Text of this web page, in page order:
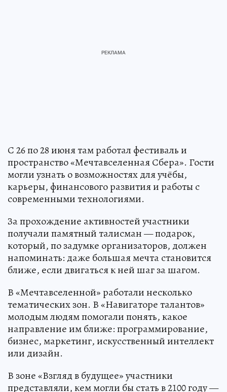
С 26 по 28 июня там работал фестиваль и
пространство «Мечтавселенная Сбера». Гости
могли узнать о возможностях для учёбы,
карьеры, финансового развития и работы с
современными технологиями.
За прохождение активностей участники
получали памятный талисман — подарок,
который, по задумке организаторов, должен
напоминать: даже большая мечта становится
ближе, если двигаться к ней шаг за шагом.
В «Мечтавселенной» работали несколько
тематических зон. В «Навигаторе талантов»
молодым людям помогали понять, какое
направление им ближе: программирование,
бизнес, маркетинг, искусственный интеллект
или дизайн.
В зоне «Взгляд в будущее» участники
представляли, кем могли бы стать в 2100 году —